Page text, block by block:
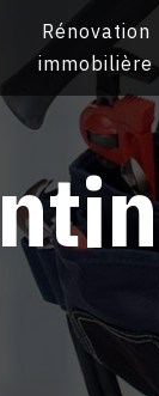
Rénovation
immobilière